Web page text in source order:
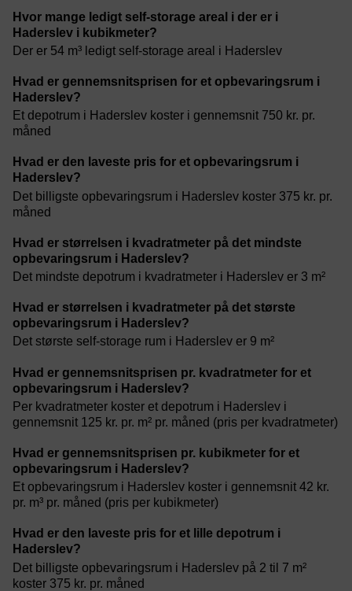
Hvor mange ledigt self-storage areal i der er i
Haderslev i kubikmeter?
Der er 54 m³ ledigt self-storage areal i Haderslev
Hvad er gennemsnitsprisen for et opbevaringsrum i
Haderslev?
Et depotrum i Haderslev koster i gennemsnit 750 kr. pr.
måned
Hvad er den laveste pris for et opbevaringsrum i
Haderslev?
Det billigste opbevaringsrum i Haderslev koster 375 kr. pr.
måned
Hvad er størrelsen i kvadratmeter på det mindste
opbevaringsrum i Haderslev?
Det mindste depotrum i kvadratmeter i Haderslev er 3 m²
Hvad er størrelsen i kvadratmeter på det største
opbevaringsrum i Haderslev?
Det største self-storage rum i Haderslev er 9 m²
Hvad er gennemsnitsprisen pr. kvadratmeter for et
opbevaringsrum i Haderslev?
Per kvadratmeter koster et depotrum i Haderslev i
gennemsnit 125 kr. pr. m² pr. måned (pris per kvadratmeter)
Hvad er gennemsnitsprisen pr. kubikmeter for et
opbevaringsrum i Haderslev?
Et opbevaringsrum i Haderslev koster i gennemsnit 42 kr.
pr. m³ pr. måned (pris per kubikmeter)
Hvad er den laveste pris for et lille depotrum i
Haderslev?
Det billigste opbevaringsrum i Haderslev på 2 til 7 m²
koster 375 kr. pr. måned